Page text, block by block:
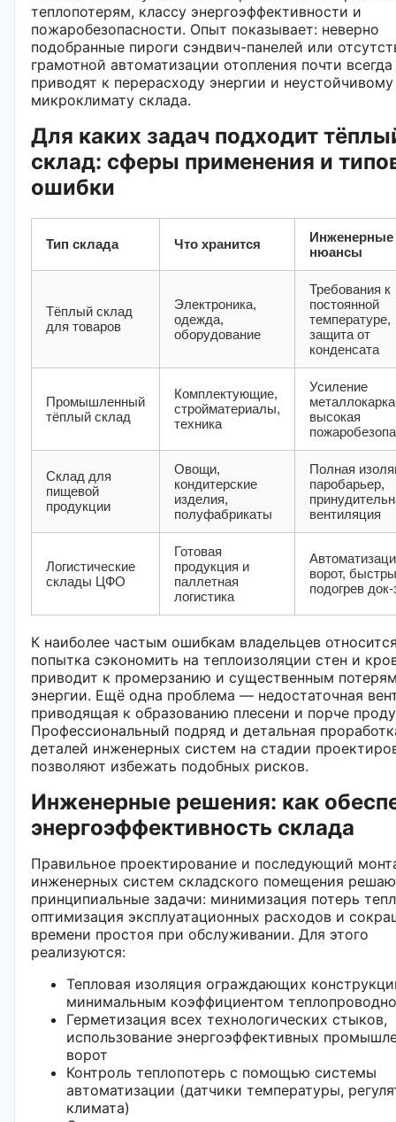
теплопотерям, классу энергоэффективности и
пожаробезопасности. Опыт показывает: неверно
подобранные пироги сэндвич-панелей или
грамотной автоматизации отопления почти всегда
приводят к перерасходу энергии и неустойчивому
микроклимату склада.
Для каких задач подходит
склад: сферы применения и
ошибки
Тип склада Что хранится
Инженерные
нюансы
Тёплый склад
для товаров
Электроника,
одежда,
оборудование
Требования к
постоянной
температуре,
защита от
конденсата
Промышленный
тёплый склад
Комплектующие,
стройматериалы,
техника
Усиление
высокая
Склад для
пищевой
продукции
Овощи,
кондитерские
изделия,
полуфабрикаты
Полная
паробарьер,
вентиляция
Логистические
склады ЦФО
Готовая
продукция и
паллетная
логистика
ворот,
подогрев док-
К наиболее частым ошибкам владельцев
попытка сэкономить на теплоизоляции стен и
приводит к промерзанию и существенным
энергии. Ещё одна проблема — недостаточная
приводящая к образованию плесени и порче
Профессиональный подряд и детальная
деталей инженерных систем на стадии
позволяют избежать подобных рисков.
Инженерные решения: как
энергоэффективность склада
Правильное проектирование и последующий
инженерных систем складского помещения
принципиальные задачи: минимизация потерь
оптимизация эксплуатационных расходов и
времени простоя при обслуживании. Для этого
реализуются:
Тепловая изоляция ограждающих
минимальным коэффициентом
Герметизация всех технологических стыков,
использование энергоэффективных
ворот
Контроль теплопотерь с помощью системы
автоматизации (датчики температуры,
климата)